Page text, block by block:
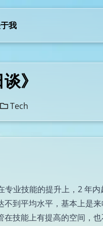
我
》
Tech
业技能的提升上，2 年
到平均水平，基本上是
技能上有提高的空间，